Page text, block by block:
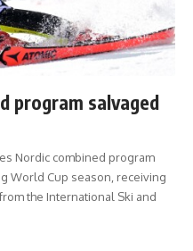
program salvaged
Nordic combined program
World Cup season, receiving
the International Ski and